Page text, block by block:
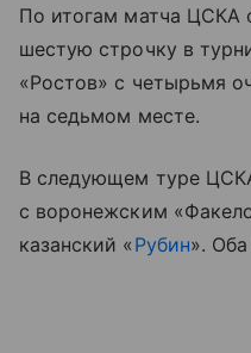
По итогам матча ЦСКА
шестую строчку в
«Ростов» с четырьмя
на седьмом месте.
В следующем туре
с воронежским
казанский « Рубин».